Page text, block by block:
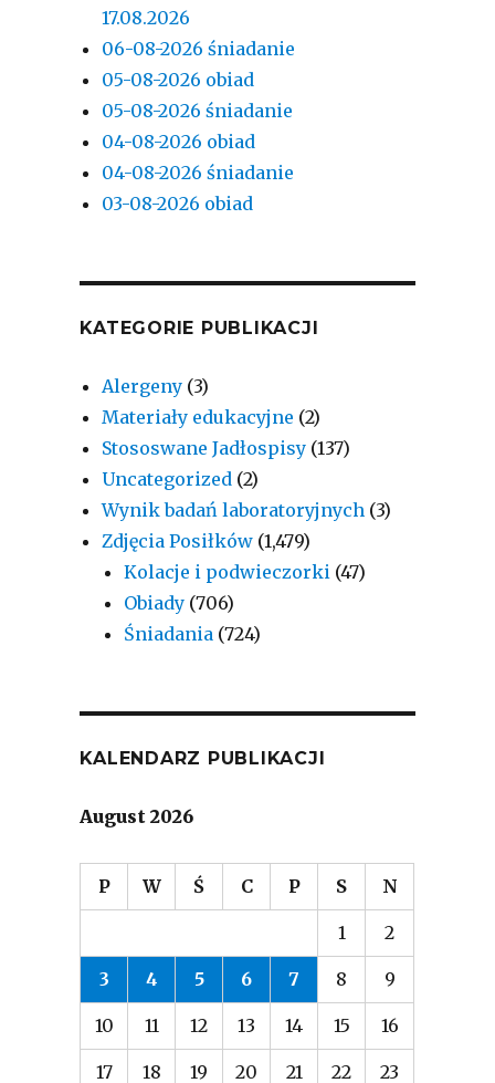
17.08.2026
06-08-2026 śniadanie
05-08-2026 obiad
05-08-2026 śniadanie
04-08-2026 obiad
04-08-2026 śniadanie
03-08-2026 obiad
KATEGORIE PUBLIKACJI
Alergeny (3)
Materiały edukacyjne (2)
Stososwane Jadłospisy (137)
Uncategorized (2)
Wynik badań laboratoryjnych (3)
Zdjęcia Posiłków (1,479)
Kolacje i podwieczorki (47)
Obiady (706)
Śniadania (724)
KALENDARZ PUBLIKACJI
August 2026
P W Ś C P S N
1 2
3 4 5 6 7 8 9
10 11 12 13 14 15 16
17 18 19 20 21 22 23